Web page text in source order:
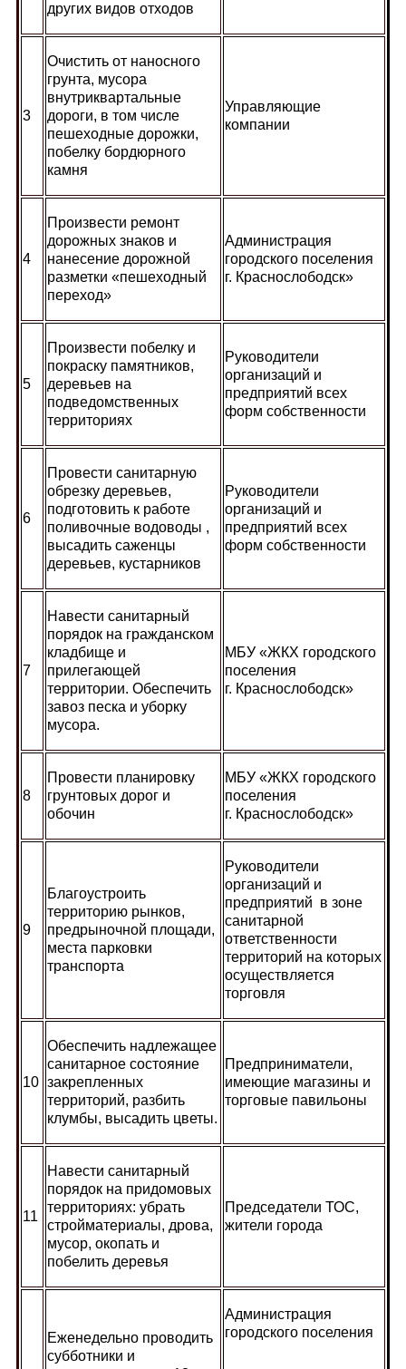
других видов отходов
3
Очистить от наносного
грунта, мусора
внутриквартальные
дороги, в том числе
пешеходные дорожки,
побелку бордюрного
камня
Управляющие
компании
4
Произвести ремонт
дорожных знаков и
нанесение дорожной
разметки «пешеходный
переход»
Администрация
городского поселения
г. Краснослободск»
5
Произвести побелку и
покраску памятников,
деревьев на
подведомственных
территориях
Руководители
организаций и
предприятий всех
форм собственности
6
Провести санитарную
обрезку деревьев,
подготовить к работе
поливочные водоводы ,
высадить саженцы
деревьев, кустарников
Руководители
организаций и
предприятий всех
форм собственности
7
Навести санитарный
порядок на гражданском
кладбище и
прилегающей
территории. Обеспечить
завоз песка и уборку
мусора.
МБУ «ЖКХ городского
поселения
г. Краснослободск»
8
Провести планировку
грунтовых дорог и
обочин
МБУ «ЖКХ городского
поселения
г. Краснослободск»
9
Благоустроить
территорию рынков,
предрыночной площади,
места парковки
транспорта
Руководители
организаций и
предприятий в зоне
санитарной
ответственности
территорий на которых
осуществляется
торговля
10
Обеспечить надлежащее
санитарное состояние
закрепленных
территорий, разбить
клумбы, высадить цветы.
Предприниматели,
имеющие магазины и
торговые павильоны
11
Навести санитарный
порядок на придомовых
территориях: убрать
стройматериалы, дрова,
мусор, окопать и
побелить деревья
Председатели ТОС,
жители города
Еженедельно проводить
субботники и
Администрация
городского поселения